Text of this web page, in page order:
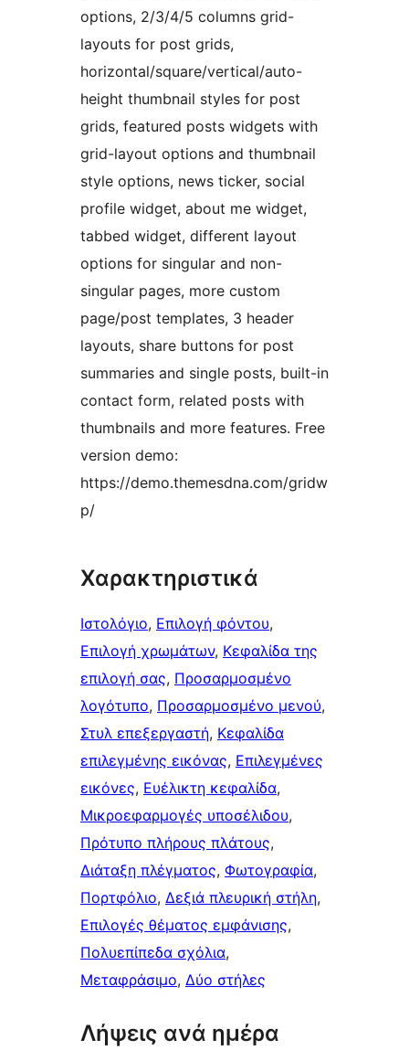
options, 2/3/4/5 columns grid-
layouts for post grids,
horizontal/square/vertical/auto-
height thumbnail styles for post
grids, featured posts widgets with
grid-layout options and thumbnail
style options, news ticker, social
profile widget, about me widget,
tabbed widget, different layout
options for singular and non-
singular pages, more custom
page/post templates, 3 header
layouts, share buttons for post
summaries and single posts, built-in
contact form, related posts with
thumbnails and more features. Free
version demo:
https://demo.themesdna.com/gridw
p/
Χαρακτηριστικά
Ιστολόγιο, Επιλογή φόντου
Επιλογή χρωμάτων, Κεφαλίδα της
επιλογή σας, Προσαρμοσμένο
λογότυπο, Προσαρμοσμένο μενού
Στυλ επεξεργαστή, Κεφαλίδα
επιλεγμένης εικόνας, Επιλεγμένες
εικόνες, Ευέλικτη κεφαλίδα
Μικροεφαρμογές υποσέλιδου
Πρότυπο πλήρους πλάτους
Διάταξη πλέγματος, Φωτογραφία
Πορτφόλιο, Δεξιά πλευρική στήλη
Επιλογές θέματος εμφάνισης
Πολυεπίπεδα σχόλια
Μεταφράσιμο, Δύο στήλες
Λήψεις ανά ημέρα